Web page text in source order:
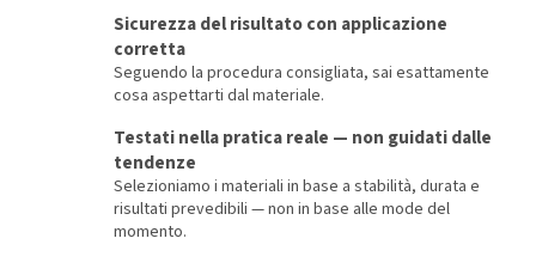
Sicurezza del risultato con applicazione
corretta
Seguendo la procedura consigliata, sai esattamente
cosa aspettarti dal materiale.
Testati nella pratica reale — non guidati dalle
tendenze
Selezioniamo i materiali in base a stabilità, durata e
risultati prevedibili — non in base alle mode del
momento.